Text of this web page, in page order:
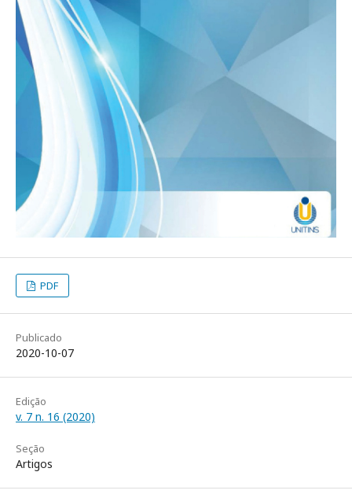
PDF
Publicado
2020-10-07
Edição
v. 7 n. 16 (2020)
Seção
Artigos